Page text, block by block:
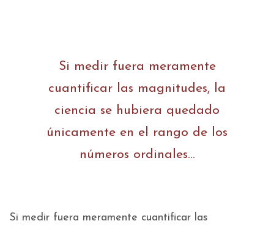
Si medir fuera meramente
cuantificar las magnitudes, la
ciencia se hubiera quedado
únicamente en el rango de los
números ordinales…
Si medir fuera meramente cuantificar las